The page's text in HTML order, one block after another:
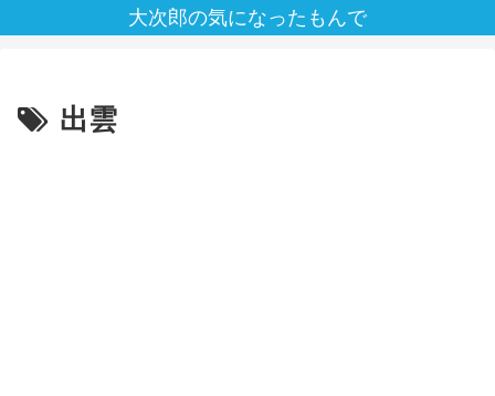
大次郎の気になったもんで
出雲